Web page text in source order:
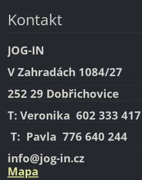
Kontakt
JOG-IN
V Zahradách 1084/27
252 29 Dobřichovice
T: Veronika 602 333 417
T: Pavla 776 640 244
info@jog-in.cz
Mapa